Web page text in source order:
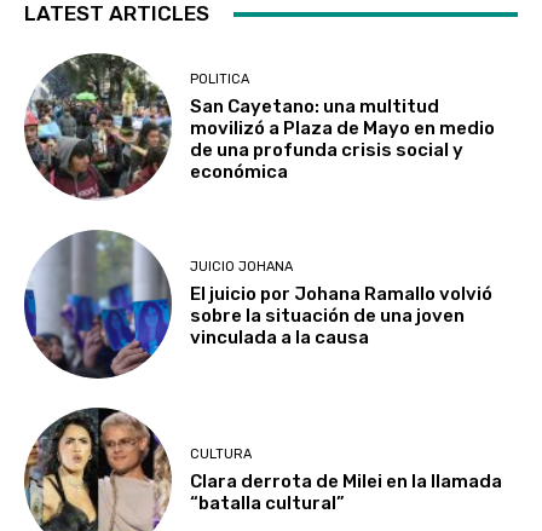
LATEST ARTICLES
POLITICA
San Cayetano: una multitud
movilizó a Plaza de Mayo en medio
de una profunda crisis social y
económica
JUICIO JOHANA
El juicio por Johana Ramallo volvió
sobre la situación de una joven
vinculada a la causa
CULTURA
Clara derrota de Milei en la llamada
“batalla cultural”